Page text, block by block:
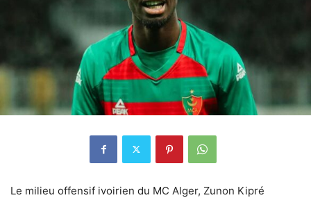
Le milieu offensif ivoirien du MC Alger, Zunon Kipré